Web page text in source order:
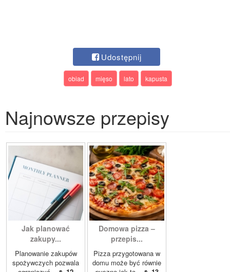
Udostępnij
obiad mięso lato kapusta
Najnowsze przepisy
Jak planować
zakupy...
Planowanie zakupów
spożywczych pozwala
Domowa pizza –
przepis...
Pizza przygotowana w
domu może być równie